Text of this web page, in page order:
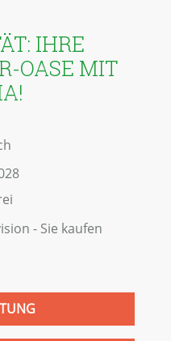
IHRE
OASE MIT
- Sie kaufen